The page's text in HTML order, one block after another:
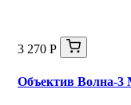
3 270 Р
Объектив Волна-3